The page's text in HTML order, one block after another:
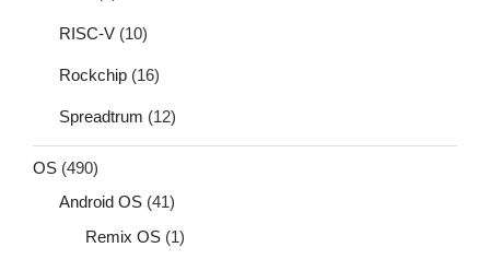
RISC-V (10)
Rockchip (16)
Spreadtrum (12)
OS (490)
Android OS (41)
Remix OS (1)